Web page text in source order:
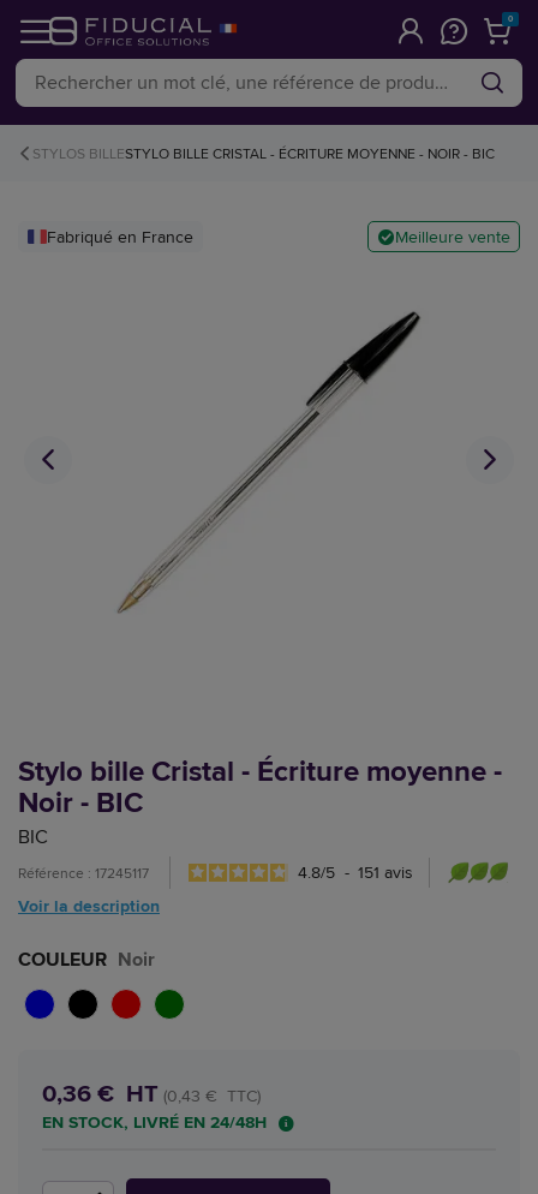
0
STYLOS BILLESTYLO BILLE CRISTAL - ÉCRITURE MOYENNE - NOIR - BIC
Meilleure vente
Fabriqué en France
Stylo bille Cristal - Écriture moyenne -
Noir - BIC
BIC
Référence : 17245117 4.8/5 - 151 avis
Voir la description
COULEUR Noir
0,36 € HT (0,43 € TTC)
EN STOCK, LIVRÉ EN 24/48H